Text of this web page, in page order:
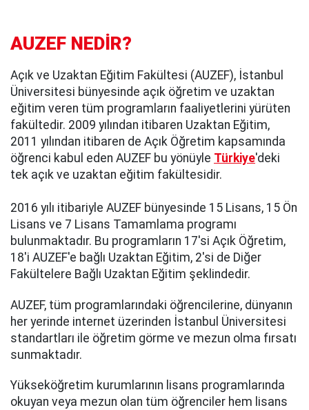
AUZEF NEDİR?
Açık ve Uzaktan Eğitim Fakültesi (AUZEF), İstanbul
Üniversitesi bünyesinde açık öğretim ve uzaktan
eğitim veren tüm programların faaliyetlerini yürüten
fakültedir. 2009 yılından itibaren Uzaktan Eğitim,
2011 yılından itibaren de Açık Öğretim kapsamında
öğrenci kabul eden AUZEF bu yönüyle Türkiye'deki
tek açık ve uzaktan eğitim fakültesidir.
2016 yılı itibariyle AUZEF bünyesinde 15 Lisans, 15 Ön
Lisans ve 7 Lisans Tamamlama programı
bulunmaktadır. Bu programların 17'si Açık Öğretim,
18'i AUZEF'e bağlı Uzaktan Eğitim, 2'si de Diğer
Fakültelere Bağlı Uzaktan Eğitim şeklindedir.
AUZEF, tüm programlarındaki öğrencilerine, dünyanın
her yerinde internet üzerinden İstanbul Üniversitesi
standartları ile öğretim görme ve mezun olma fırsatı
sunmaktadır.
Yükseköğretim kurumlarının lisans programlarında
okuyan veya mezun olan tüm öğrenciler hem lisans